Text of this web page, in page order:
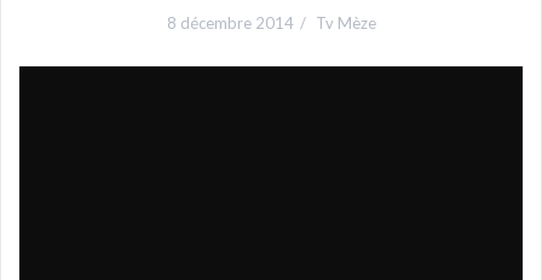
8 décembre 2014 Tv Mèze